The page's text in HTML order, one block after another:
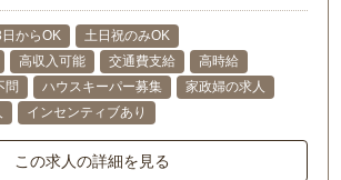
からOK
土日祝のみOK
高収入可能 交通費支給
高時給
問 ハウスキーパー募集
家政婦の求人
インセンティブあり
この求人の詳細を見る